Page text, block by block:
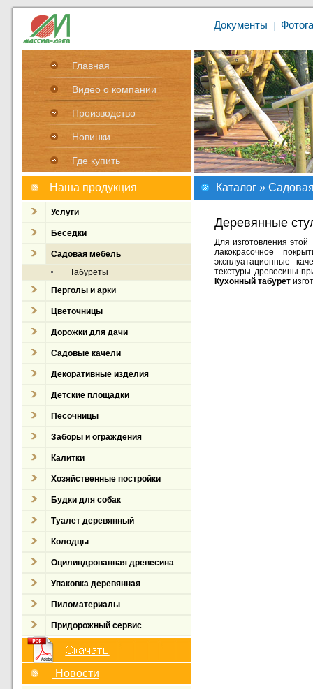
Документы
Главная
Видео о компании
Производство
Новинки
Где купить
Наша продукция Каталог »
Услуги
Беседки
Садовая мебель
Табуреты
Перголы и арки
Цветочницы
Дорожки для дачи
Садовые качели
Декоративные изделия
Детские площадки
Песочницы
Заборы и ограждения
Калитки
Хозяйственные постройки
Будки для собак
Туалет деревянный
Колодцы
Оцилиндрованная древесина
Упаковка деревянная
Пиломатериалы
Придорожный сервис
Новости
Деревянные
Для изготовления этой
лакокрасочное
эксплуатационные
текстуры древесины
Кухонный табурет